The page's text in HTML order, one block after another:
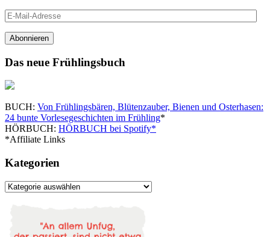
E-
Mail-
Adresse
Abonnieren
Das neue Frühlingsbuch
BUCH: Von Frühlingsbären, Blütenzauber, Bienen und Osterhasen:
24 bunte Vorlesegeschichten im Frühling*
HÖRBUCH: HÖRBUCH bei Spotify*
*Affiliate Links
Kategorien
Kategorien